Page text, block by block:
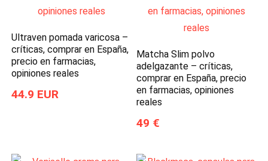
Ultraven pomada varicosa –
críticas, comprar en España,
precio en farmacias,
opiniones reales
44.9 EUR
Matcha Slim polvo
adelgazante – críticas,
comprar en España, precio
en farmacias, opiniones
reales
49 €